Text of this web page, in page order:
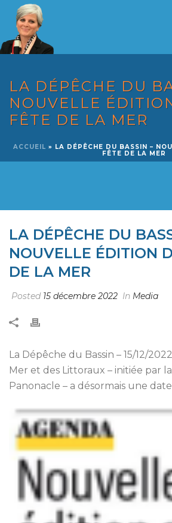
LA DÉPÊCHE DU
NOUVELLE
FÊTE DE LA MER
ACCUEIL » LA DÉPÊCHE DU BASSIN –
FÊTE DE LA MER
LA DÉPÊCHE DU
NOUVELLE ÉDITION
DE LA MER
Posted 15 décembre 2022 In Media
La Dépêche du Bassin – 15/12/
Mer et des Littoraux – initiée par
Panonacle – a désormais une